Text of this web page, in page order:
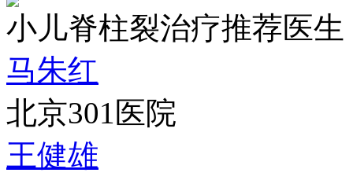
小儿脊柱裂治疗推荐医生
马朱红
北京301医院
王健雄